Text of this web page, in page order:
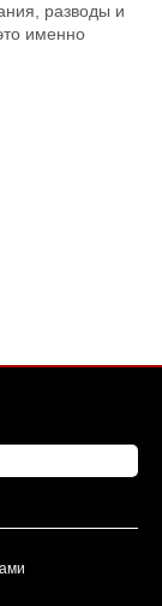
разводы и
именно